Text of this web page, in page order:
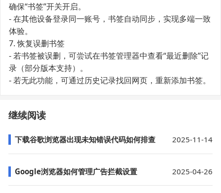
确保“书签”开关开启。
- 在其他设备登录同一账号，书签自动同步，实现多端一致
体验。
7. 恢复误删书签
- 若书签被误删，可尝试在书签管理器中查看“最近删除”记
录（部分版本支持）。
- 若无此功能，可通过历史记录找回网页，重新添加书签。
继续阅读
下载谷歌浏览器出现未知错误代码如何排查 2025-11-14
Google浏览器如何管理广告拦截设置 2025-04-26